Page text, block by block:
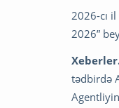
2026-cı
2026”
tədbirdə